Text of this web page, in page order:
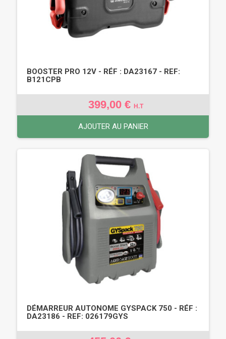
BOOSTER PRO 12V - RÉF : DA23167 - REF:
B121CPB
399,00 € H.T
AJOUTER AU PANIER
DÉMARREUR AUTONOME GYSPACK 750 - RÉF :
DA23186 - REF: 026179GYS